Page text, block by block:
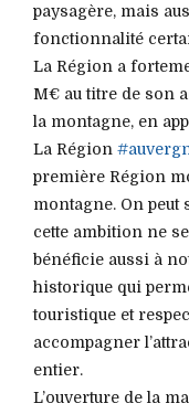
paysagère, mais
fonctionnalité
La Région a
M€ au titre de son
la montagne, en
La Région
première Région
montagne. On peut
cette ambition ne
bénéficie aussi à
historique qui
touristique et
accompagner
entier.
L’ouverture de la